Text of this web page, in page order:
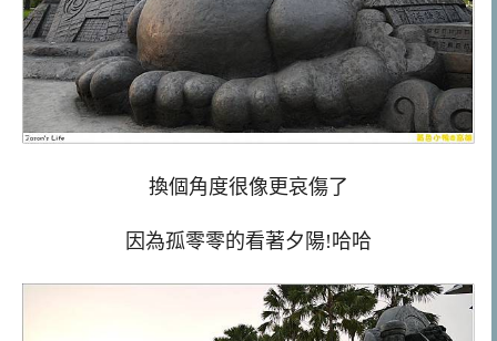
換個角度很像更哀傷了
因為孤零零的看著夕陽!哈哈